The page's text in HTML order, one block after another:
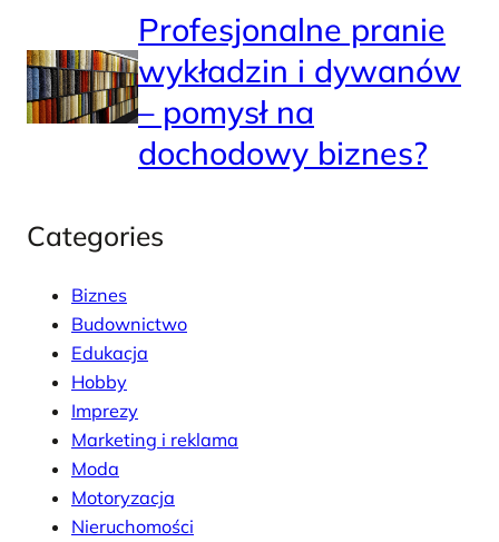
Profesjonalne pranie
wykładzin i dywanów
– pomysł na
dochodowy biznes?
Categories
Biznes
Budownictwo
Edukacja
Hobby
Imprezy
Marketing i reklama
Moda
Motoryzacja
Nieruchomości